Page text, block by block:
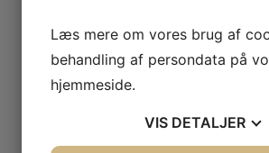
Timelønnet formidler i Sagnlandet
Timelønnet vaskevagt i Sagnlandet
Undervisning i 1850erne
Undervisning i Båldalen
Undervisning i vikingeområdet
Læs mere om vores brug af
behandling af persondata på
hjemmeside.
VIS DETALJER